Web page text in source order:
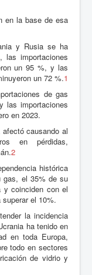
en la base de esa
y Rusia se ha
las importaciones
un 95 %, y las
un 72 %.1
de gas
las importaciones
en 2023.
causando al
en pérdidas,
2
histórica
gas, el 35% de su
y coinciden con el
el 10%.
la incidencia
ha tenido en
en toda Europa,
todo en sectores
de vidrio y